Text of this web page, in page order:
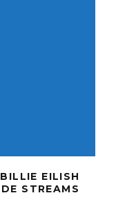
EILISH
STREAMS